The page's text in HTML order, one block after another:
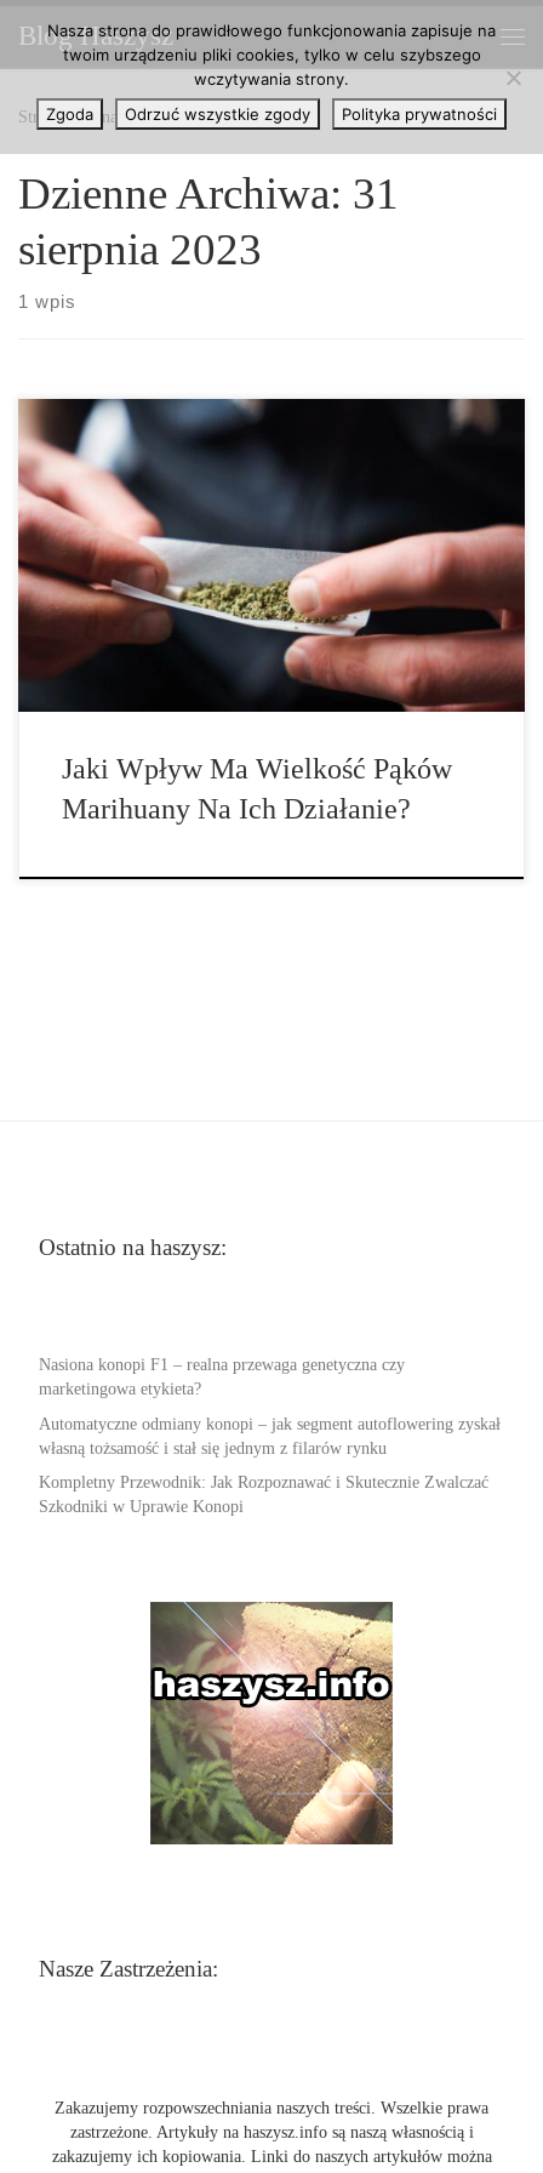
Przejdź do treści
Blog Haszysz
Strona główna » 2023 » sierpień » 31
Dzienne Archiwa: 31
sierpnia 2023
1 wpis
Według wielu koneserów marihuany gruby joint działa mocniej niż
cienki, ale też tylko wtedy, gdy znajduje się w nim marihuana,
która zawiera odpowiednie ilości THC. Ma to się oczywiście nijak
z prawdą, a właśnie opublikowano najnowsze badania z
Uniwersytetu Columbia na temat pąków marihuany i ich działania.
Badacze przyjrzeli się […]
Jaki Wpływ Ma Wielkość Pąków
Marihuany Na Ich Działanie?
Ostatnio na haszysz:
Nasiona konopi F1 – realna przewaga genetyczna czy
marketingowa etykieta?
Automatyczne odmiany konopi – jak segment autoflowering zyskał
własną tożsamość i stał się jednym z filarów rynku
Kompletny Przewodnik: Jak Rozpoznawać i Skutecznie Zwalczać
Szkodniki w Uprawie Konopi
Nasze Zastrzeżenia:
Zakazujemy rozpowszechniania naszych treści. Wszelkie prawa
zastrzeżone. Artykuły na haszysz.info są naszą własnością i
zakazujemy ich kopiowania. Linki do naszych artykułów można
Nasza strona do prawidłowego funkcjonowania zapisuje na
twoim urządzeniu pliki cookies, tylko w celu szybszego
wczytywania strony.
Zgoda
Odrzuć wszystkie zgody Polityka prywatności